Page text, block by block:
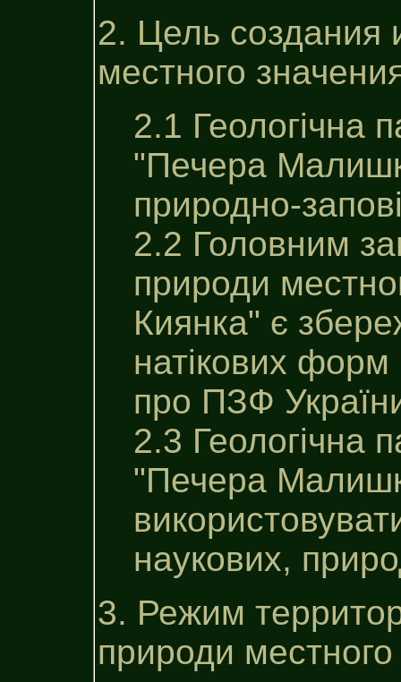
2. Цель создания
местного
2.1 Геологічна
"Печера
природно-
2.2 Головним
природи
Киянка" є
натiкових форм
про ПЗФ
2.3 Геологічна
"Печера
наукових,
3. Режим
природи